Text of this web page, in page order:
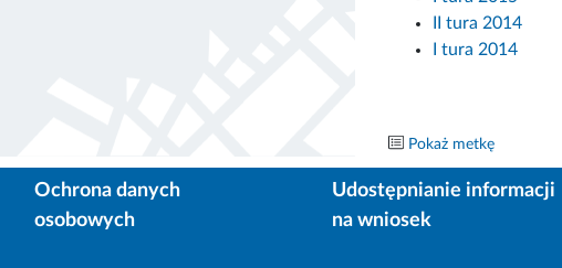
II tura 2014
I tura 2014
Pokaż metkę
Ochrona danych
osobowych
Udostępnianie informacji
na wniosek